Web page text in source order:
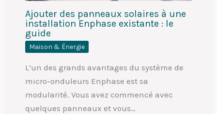
Ajouter des panneaux solaires à une
installation Enphase existante : le
guide
Maison & Énergie
L’un des grands avantages du système de
micro-onduleurs Enphase est sa
modularité. Vous avez commencé avec
quelques panneaux et vous…